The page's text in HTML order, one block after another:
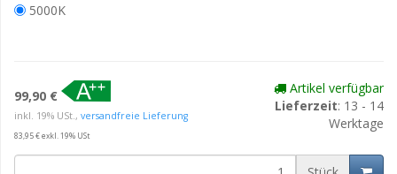
5000K
99,90 €
inkl. 19% USt., versandfreie Lieferung
83,95 € exkl. 19% USt
Artikel verfügbar
Lieferzeit: 13 - 14
Werktage